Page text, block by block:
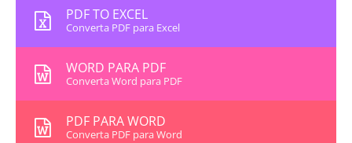
PDF TO EXCEL
Converta PDF para Excel
WORD PARA PDF
Converta Word para PDF
PDF PARA WORD
Converta PDF para Word